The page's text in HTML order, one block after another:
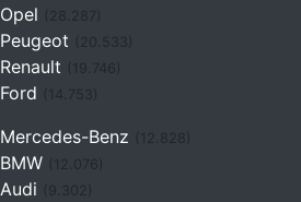
Opel
Peugeot
Renault (19.746)
Ford (14.753)
Mercedes-Benz
BMW (12.076)
Audi